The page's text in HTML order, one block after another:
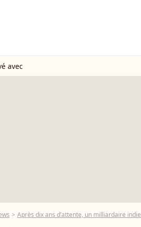
avec
Après dix ans d’attente, un milliardaire